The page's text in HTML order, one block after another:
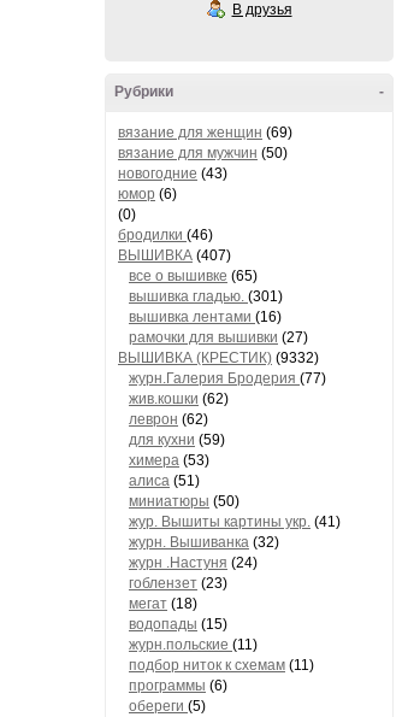
В друзья
-
Рубрики
вязание для женщин (69)
вязание для мужчин (50)
новогодние (43)
юмор (6)
(0)
бродилки (46)
ВЫШИВКА (407)
все о вышивке (65)
вышивка гладью. (301)
вышивка лентами (16)
рамочки для вышивки (27)
ВЫШИВКА (КРЕСТИК) (9332)
журн.Галерия Бродерия (77)
жив.кошки (62)
леврон (62)
для кухни (59)
химера (53)
алиса (51)
миниатюры (50)
жур. Вышиты картины укр. (41)
журн. Вышиванка (32)
журн .Настуня (24)
гоблензет (23)
мегат (18)
водопады (15)
журн.польские (11)
подбор ниток к схемам (11)
программы (6)
обереги (5)